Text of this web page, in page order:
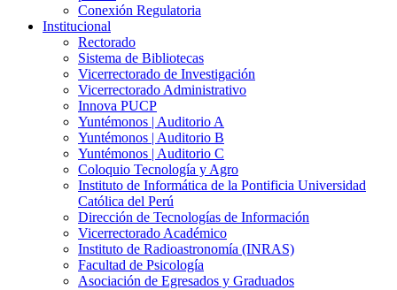
Conexión Regulatoria
Institucional
Rectorado
Sistema de Bibliotecas
Vicerrectorado de Investigación
Vicerrectorado Administrativo
Innova PUCP
Yuntémonos | Auditorio A
Yuntémonos | Auditorio B
Yuntémonos | Auditorio C
Coloquio Tecnología y Agro
Instituto de Informática de la Pontificia Universidad
Católica del Perú
Dirección de Tecnologías de Información
Vicerrectorado Académico
Instituto de Radioastronomía (INRAS)
Facultad de Psicología
Asociación de Egresados y Graduados